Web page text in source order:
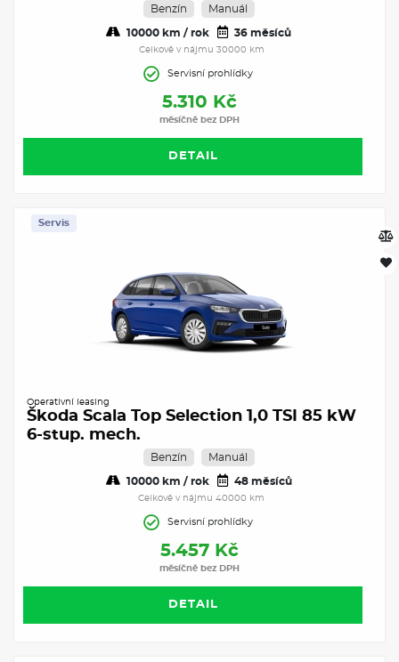
Benzín Manuál
10000 km / rok 36 měsíců
Celkově v nájmu 30000 km
Servisní prohlídky
5.310 Kč
měsíčně bez DPH
DETAIL
Servis
Operativní leasing
Škoda Scala Top Selection 1,0 TSI 85 kW
6-stup. mech.
Benzín Manuál
10000 km / rok 48 měsíců
Celkově v nájmu 40000 km
Servisní prohlídky
5.457 Kč
měsíčně bez DPH
DETAIL